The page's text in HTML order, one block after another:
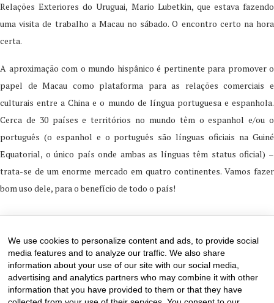
Relações Exteriores do Uruguai, Mario Lubetkin, que estava fazendo
uma visita de trabalho a Macau no sábado. O encontro certo na hora
certa.
A aproximação com o mundo hispânico é pertinente para promover o
papel de Macau como plataforma para as relações comerciais e
culturais entre a China e o mundo de língua portuguesa e espanhola.
Cerca de 30 países e territórios no mundo têm o espanhol e/ou o
português (o espanhol e o português são línguas oficiais na Guiné
Equatorial, o único país onde ambas as línguas têm status oficial) –
trata-se de um enorme mercado em quatro continentes. Vamos fazer
bom uso dele, para o benefício de todo o país!
We use cookies to personalize content and ads, to provide social
media features and to analyze our traffic. We also share
information about your use of our site with our social media,
advertising and analytics partners who may combine it with other
information that you have provided to them or that they have